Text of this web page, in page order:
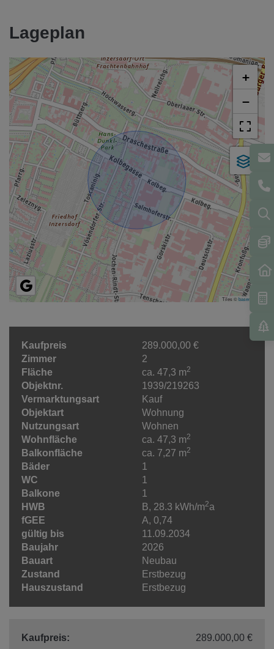
Lageplan
+
−
Tiles ©basemap.at
Kaufpreis
289.000,00 €
Zimmer
2
Fläche
ca. 47,3 m2
Objektnr.
1939/219263
Vermarktungsart
Kauf
Objektart
Wohnung
Nutzungsart
Wohnen
Wohnfläche
ca. 47,3 m2
Balkonfläche ca. 7,27 m2
Bäder
1
WC
1
Balkone
1
HWB
B, 28.3 kWh/m2a
fGEE
A, 0,74
gültig bis
11.09.2034
Baujahr
2026
Bauart
Neubau
Zustand
Erstbezug
Hauszustand
Erstbezug
Kaufpreis: 289.000,00 €